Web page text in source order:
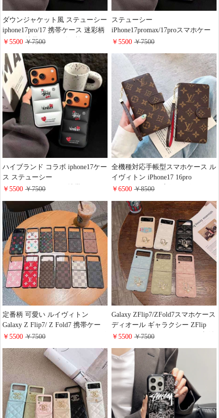
ダウンジャケット風 ステューシー
iphone17pro/17 携帯ケース 迷彩柄
ソフト 携帯ケース 耐衝撃 stussy
ズ 大人可愛い ハイブランドgalaxy
s26/s26ultra保護ケース 高品質 ス
マホケース
￥5500￥7500
ステューシー
iPhone17promax/17proスマホケー
ス ダウンジャケット風 シグネチ
iphone16/15plus携帯ケース ソフト
耐衝撃 個性 galaxy s26/26+ケース
メンズ ストリート ブランド おし
ゃれ
￥5500￥7500
ハイブランド コラボ iphone17ケー
ス ステューシー
iPhone17pro/17promax携帯ケース
い Comme des Garçons
iPhone16/15Plusケース レンズ保護
耐衝撃 高品質 galaxy zfold7/zflip7
スマホケース おしゃれ 欧米
￥5500￥7500
全機種対応手帳型スマホケース ル
イヴィトン iPhone17 16pro
15promaxケース 高級 レザー モノ
pixel9/9pro/8a携帯カバー 財布型
大人 可愛い LV galaxy Aquos
xperia Huawei Mate60 Pro手帳型ス
マホケース ファッション
￥6500￥8500
定番柄 可愛い ルイヴィトン
Galaxy Z Flip7/ Z Fold7 携帯ケー
ス 折りたたみ モノグラム PUレザ
Flip6/5/4携帯ケース スリム 耐衝撃
￥5500￥7500
Galaxy ZFlip7/ZFold7スマホケース
ディオール ギャラクシー ZFlip
6/5 ケース カナージュ カード収納
レディース おしゃれ
￥5500￥7500